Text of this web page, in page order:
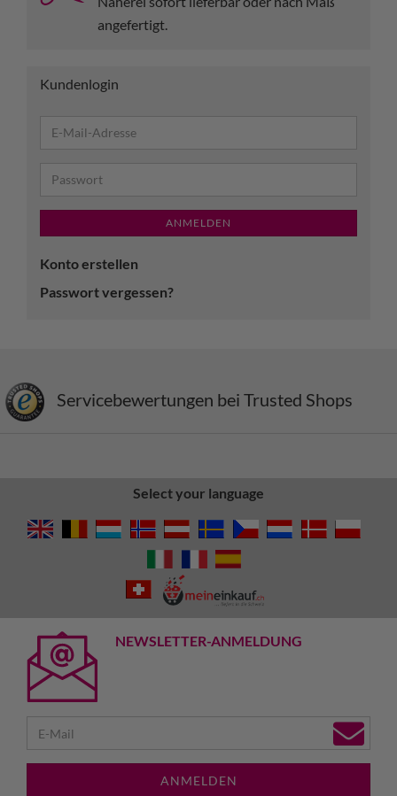
angefertigt.
Kundenlogin
ANMELDEN
Konto erstellen
Passwort vergessen?
Servicebewertungen bei Trusted Shops
Select your language
NEWSLETTER-ANMELDUNG
ANMELDEN